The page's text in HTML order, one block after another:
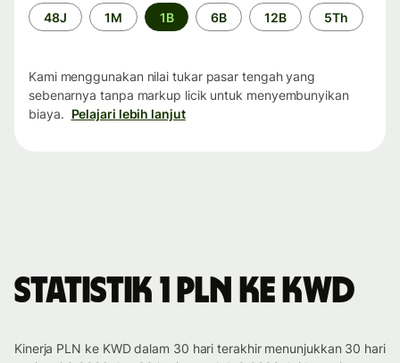
Periode
waktu
48J 1M 1B 6B 12B 5Th
Kami menggunakan nilai tukar pasar tengah yang
sebenarnya tanpa markup licik untuk menyembunyikan
biaya. Pelajari lebih lanjut
Statistik 1 PLN ke KWD
Kinerja PLN ke KWD dalam 30 hari terakhir menunjukkan 30 hari